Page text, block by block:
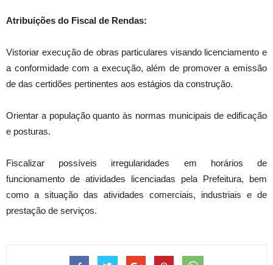
Atribuições do Fiscal de Rendas:
Vistoriar execução de obras particulares visando licenciamento e
a conformidade com a execução, além de promover a emissão
de das certidões pertinentes aos estágios da construção.
Orientar a população quanto às normas municipais de edificação
e posturas.
Fiscalizar possíveis irregularidades em horários de
funcionamento de atividades licenciadas pela Prefeitura, bem
como a situação das atividades comerciais, industriais e de
prestação de serviços.